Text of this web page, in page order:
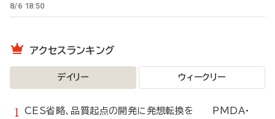
8/6 18:50
アクセスランキング
デイリー ウィークリー
CES省略、品質起点の開発に発想転換を PMDA・